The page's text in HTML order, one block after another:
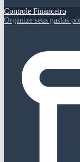
Controle Financeiro
Organize seus gastos